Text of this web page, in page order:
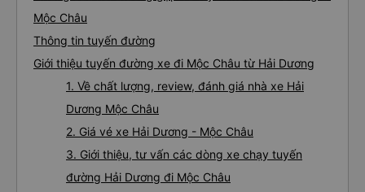
Mộc Châu
Thông tin tuyến đường
Giới thiệu tuyến đường xe đi Mộc Châu từ Hải Dương
1. Về chất lượng, review, đánh giá nhà xe Hải
Dương Mộc Châu
2. Giá vé xe Hải Dương - Mộc Châu
3. Giới thiệu, tư vấn các dòng xe chạy tuyến
đường Hải Dương đi Mộc Châu